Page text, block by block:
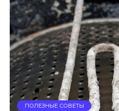
ПОЛЕЗНЫЕ СОВЕТЫ